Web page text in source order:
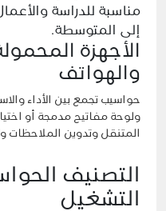
مناسبة للدراسة
إلى المتوسطة.
الأجهزة
والهواتف
حواسيب تجمع بين الأداء
ولوحة مفاتيح مدمجة أو
المتنقل وتدوين الملاحظات
التصنيف
التشغيل